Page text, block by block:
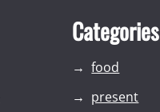
Categories
food
present